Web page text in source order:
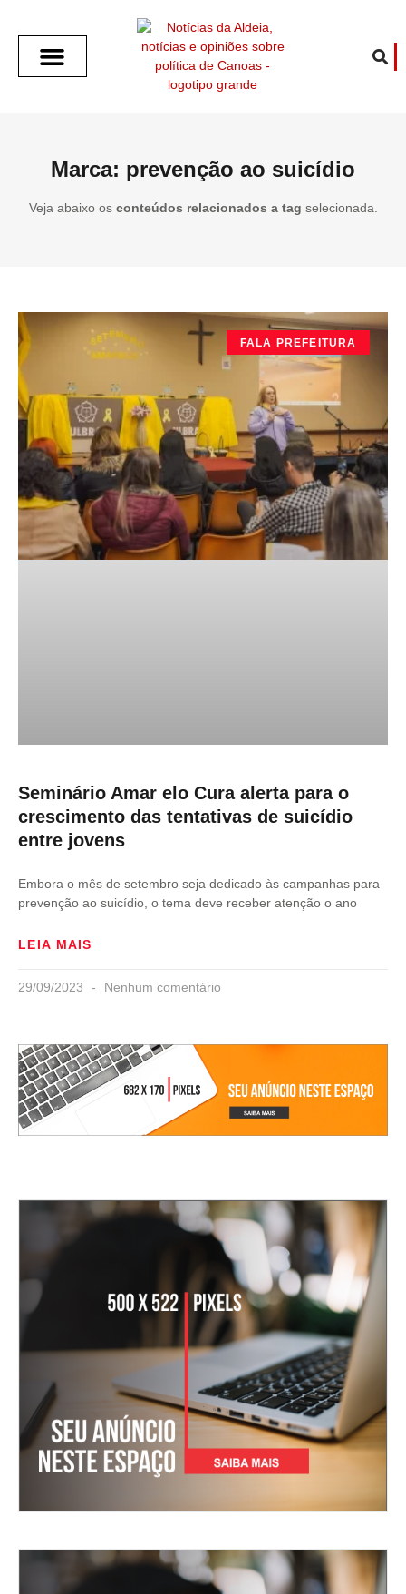
Marca: prevenção ao suicídio
Veja abaixo os conteúdos relacionados a tag selecionada.
FALA PREFEITURA
Seminário Amar elo Cura alerta para o
crescimento das tentativas de suicídio
entre jovens
Embora o mês de setembro seja dedicado às campanhas para
prevenção ao suicídio, o tema deve receber atenção o ano
LEIA MAIS
29/09/2023 Nenhum comentário